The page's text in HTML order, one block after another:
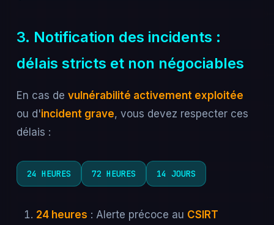
3. Notification des incidents :
délais stricts et non négociables
En cas de vulnérabilité activement exploitée
ou d'incident grave, vous devez respecter ces
délais :
24 HEURES 72 HEURES 14 JOURS
24 heures : Alerte précoce au CSIRT